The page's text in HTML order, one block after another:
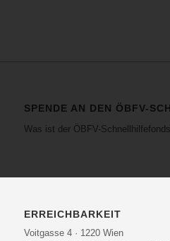
SPENDE AN DEN ÖBFV-
Was ist der ÖBFV-
ERREICHBARKEIT
Voitgasse 4 · 1220 Wien